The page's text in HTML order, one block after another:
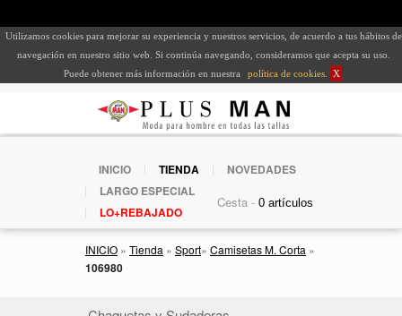
Utilizamos cookies para mejorar su experiencia y nuestros servicios, de acuerdo a tus hábitos de
navegación en nuestro sitio web. Si continúa navegando, consideramos que acepta su uso.
Puede obtener más información en nuestra
política de cookies X
INICIO TIENDA
NOVEDADES
LARGO ESPECIAL
LO+REBAJADO
Cesta -
INICIO » Tienda » Sport» Camisetas M. Corta »
106980